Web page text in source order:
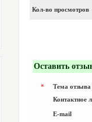
Кол-во просмотров
Оставить
*
Тема отзыва
Контактное
E-mail